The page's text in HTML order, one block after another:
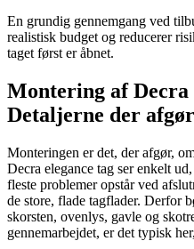
En grundig gennemgang ved
realistisk budget og reducerer
taget først er åbnet.
Montering af Decra
Detaljerne der
Monteringen er det, der afgør,
Decra elegance tag ser enkelt
fleste problemer opstår ved
de store, flade tagflader. Derfor
skorsten, ovenlys, gavle og
gennemarbejdet, er det typisk